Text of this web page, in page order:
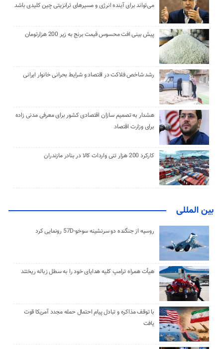
می‌تواند برای آینده انرژی و مسیرهای ترانزیتی چین کلیدی باشد
پیش بینی افت محسوس قیمت برنج به زیر 200 هزارتومان
رشد شاخص فلاکت در اقتصاد و شرایط بحرانی خانوار ایرانی
هشدار به تصمیم سازان اقتصادی کشور برای معرفی مدنی زاده
برای وزارت اقتصاد
کارکرد 200 هزار تنی واردات کالا در بنادر مازندران
بین المللی
روسیه از جنگنده دو سرنشینه سوخو-57D رونمایی کرد
هیأت همراه ترامپ کلیه هدایای خود را به سطل زباله ریختند
با توقف مذاکره و تبادل پیام احتمال حمله مجدد آمریکا قوت
یافت